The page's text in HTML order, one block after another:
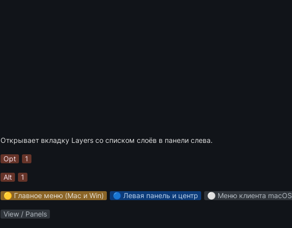
Открывает вкладку Layers со списком слоёв в панели слева.
Opt 1
Alt 1
🟡 Главное меню (Mac и Win) 🔵 Левая панель и центр ⚪️ Меню клиента macOS
View / Panels